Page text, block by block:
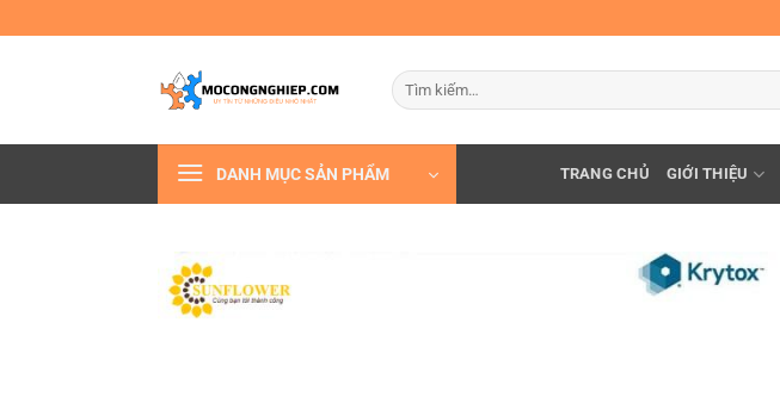
qua
Tìm
kiếm:
DANH MỤC SẢN PHẨM TRANG CHỦ GIỚI THIỆU